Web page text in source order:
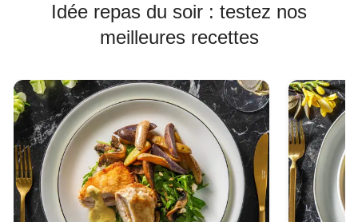
Idée repas du soir : testez nos
meilleures recettes